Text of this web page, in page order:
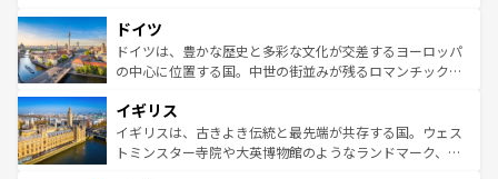
せる。地方によって風土や気候が異なるスペインはその個
性で訪れる人を魅了する。 なお、新着のスペイン情報は コ
ンテンツ一覧を参照してほしい。
で、幅広い魅力が詰まっている。華麗な宮殿、歴史的な大
聖堂、美しいビーチ、そして豊かな自然が、訪れる者を心
から魅了する。また、フランスは美食の国としても知ら
いる。シャンパンの発祥地であるランス、プロヴァンスの
香り高いラベンダー畑など、多彩な楽しみ方が可能だ。さ
らに、パリ以外の地域にも魅力が溢れており、どの街角に
ドイツ
ドイツは、豊かな歴史と多彩な文化が交差するヨーロッパ
の中心に位置する国。中世の街並みが残るロマンチック街
顔を持つこの国は、どこを歩いても飽きることがない。ベ
ルリンの文化的活気、バイエルン州のアルプスの絶景、そ
してライン川沿いのワイン畑といった風景は必見。ビール
イギリス
イギリスは、古きよき伝統と最先端が共存する国。ウェス
トミンスター寺院や大英博物館のようなランドマーク、歴